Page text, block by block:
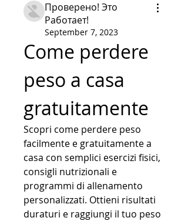
Проверено! Это
Работает!
September 7, 2023
Come perdere
peso a casa
gratuitamente
Scopri come perdere peso
facilmente e gratuitamente a
casa con semplici esercizi fisici,
consigli nutrizionali e
programmi di allenamento
personalizzati. Ottieni risultati
duraturi e raggiungi il tuo peso